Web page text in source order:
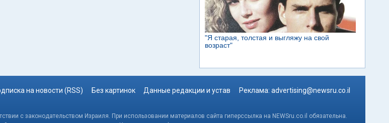
на новости (RSS) Без картинок Данные редакции и устав Реклама: advertising@newsru.co.il
с законодательством Израиля. При использовании материалов сайта гиперссылка на NEWSru.co.il обязательна.